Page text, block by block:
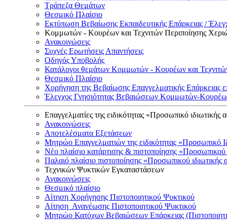
Τράπεζα Θεμάτων
Θεσμικό Πλαίσιο
Εκτύπωση Βεβαίωσης Εκπαιδευτικής Επάρκειας /
Κομμωτών - Κουρέων και Τεχνιτών Περιποίησης
Ανακοινώσεις
Συχνές Ερωτήσεις Απαντήσεις
Οδηγός Υποβολής
Κατάλογοι θεμάτων Κομμωτών - Κουρέων και
Θεσμικό Πλαίσιο
Χορήγηση της Βεβαίωσης Επαγγελματικής
Έλεγχος Γνησιότητας Βεβαιώσεων Κομμωτών-
Επαγγελματίες της ειδικότητας «Προσωπικό ιδιωτικής
Ανακοινώσεις
Αποτελέσματα Εξετάσεων
Μητρώο Επαγγελματιών της ειδικότητας «Προσωπικό
Νέο πλαίσιο κατάρτισης & πιστοποίησης «Προσωπικού
Παλαιό πλαίσιο πιστοποίησης «Προσωπικού
Τεχνικών Ψυκτικών Εγκαταστάσεων
Ανακοινώσεις
Θεσμικό πλαίσιο
Αίτηση Χορήγησης Πιστοποιητικού Ψυκτικού
Αίτηση Ανανέωσης Πιστοποιητικού Ψυκτικού
Μητρώο Κατόχων Βεβαιώσεων Επάρκειας